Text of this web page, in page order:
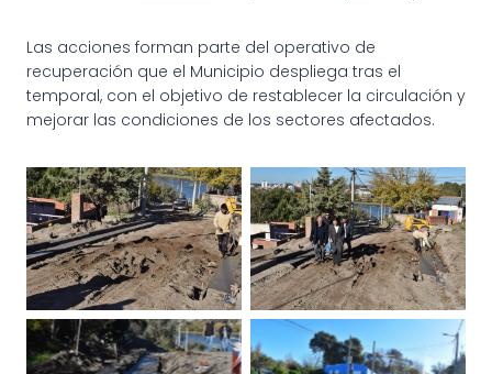
Las acciones forman parte del operativo de
recuperación que el Municipio despliega tras el
temporal, con el objetivo de restablecer la circulación y
mejorar las condiciones de los sectores afectados.